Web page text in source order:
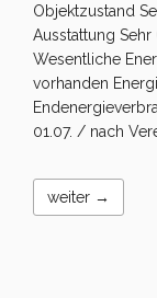
Objektzustand
Ausstattung
Wesentliche
vorhanden
01.07. / nach
weiter →